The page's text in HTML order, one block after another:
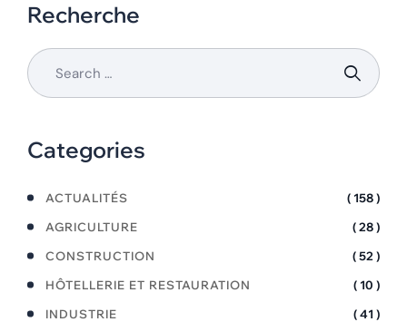
Recherche
Categories
ACTUALITÉS
( 158 )
AGRICULTURE
( 28 )
CONSTRUCTION
( 52 )
HÔTELLERIE ET RESTAURATION
( 10 )
INDUSTRIE
( 41 )